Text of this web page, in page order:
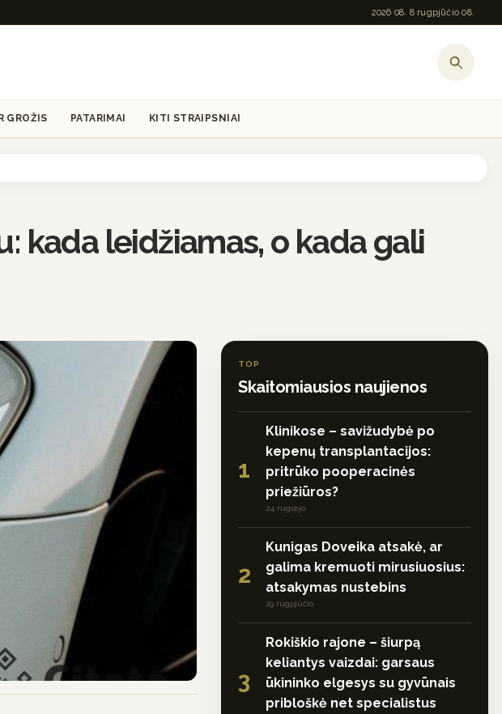
2026 08. 8 rugpjūčio 08.
GROŽIS PATARIMAI KITI STRAIPSNIAI
kada leidžiamas, o kada gali
TOP
Skaitomiausios naujienos
1
Klinikose – savižudybė po
kepenų transplantacijos:
pritrūko pooperacinės
priežiūros?
24 rugsėjo
2
Kunigas Doveika atsakė, ar
galima kremuoti mirusiuosius:
atsakymas nustebins
29 rugpjūčio
3
Rokiškio rajone – šiurpą
keliantys vaizdai: garsaus
ūkininko elgesys su gyvūnais
pribloškė net specialistus